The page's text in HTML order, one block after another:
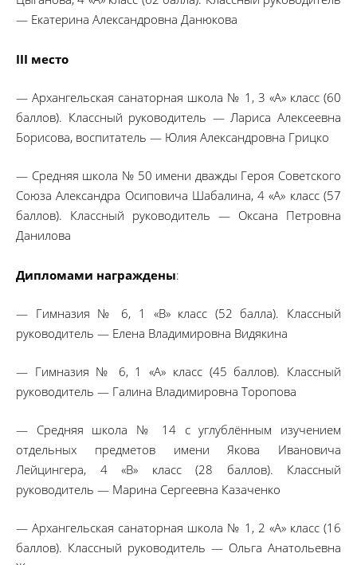
— Екатерина Александровна Данюкова
III место
— Архангельская санаторная школа № 1, 3 «А» класс (60
баллов). Классный руководитель — Лариса Алексеевна
Борисова, воспитатель — Юлия Александровна Грицко
— Средняя школа № 50 имени дважды Героя Советского
Союза Александра Осиповича Шабалина, 4 «А» класс (57
баллов). Классный руководитель — Оксана Петровна
Данилова
Дипломами награждены:
— Гимназия № 6, 1 «В» класс (52 балла). Классный
руководитель — Елена Владимировна Видякина
— Гимназия № 6, 1 «А» класс (45 баллов). Классный
руководитель — Галина Владимировна Торопова
— Средняя школа № 14 с углублённым изучением
отдельных предметов имени Якова Ивановича
Лейцингера, 4 «В» класс (28 баллов). Классный
руководитель — Марина Сергеевна Казаченко
— Архангельская санаторная школа № 1, 2 «А» класс (16
баллов). Классный руководитель — Ольга Анатольевна